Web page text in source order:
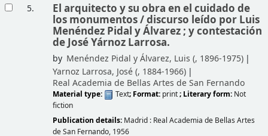
5. El arquitecto y su obra en el cuidado de
los monumentos /discurso leído por Luis
Menéndez Pidal y Álvarez ; y contestación
de José Yárnoz Larrosa.
by Menéndez Pidal y Álvarez, Luis (, 1896-1975)
Yarnoz Larrosa, José (, 1884-1966)
Real Academia de Bellas Artes de San Fernando
Material type: Text; Format: print; Literary form: Not
fiction
Publication details: Madrid : Real Academia de Bellas Artes
de San Fernando, 1956